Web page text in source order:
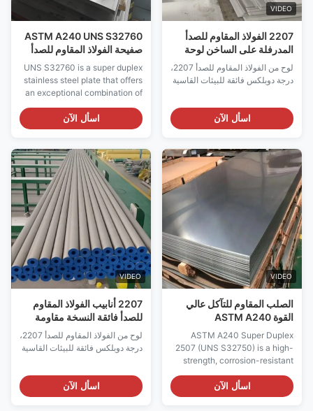
VIDEO
2207 الفولاذ المقاوم للصدأ
المدرفلة على الساخن لوحة
سوبر دوبلكس الصف للبيئات
القاسية
لوح من الفولاذ المقاوم للصدأ 2207،
درجة دوبلكس فائقة للبيئات القاسية
اسأل الآن
ASTM A240 UNS S32760
صفيحة الفولاذ المقاوم للصدأ
المطاط الساخن Super
Duplex صفيحة الفولاذ المقاوم
للصدأ
UNS S32760 is a super duplex
stainless steel plate that offers
an exceptional combination of
high strength and outstanding
corrosion resistance. This
grade is designed for service in
where conventional stainless
steels such as 316L or even
standard duplex grades like
2205 are ...
اسأل الآن
VIDEO
الصلب المقاوم للتآكل عالي
القوة ASTM A240
ASTM A240 Super Duplex
2507 (UNS S32750) is a high-
strength, corrosion-resistant
stainless steel plate with a
ferritic-austenitic
microstructure. It offers
اسأل الآن
VIDEO
2207 أنابيب الفولاذ المقاوم
للصدأ فائقة النسخة مقاومة
SCC للبيئات القاسية
لوح من الفولاذ المقاوم للصدأ 2207،
درجة دوبلكس فائقة للبيئات القاسية
اسأل الآن